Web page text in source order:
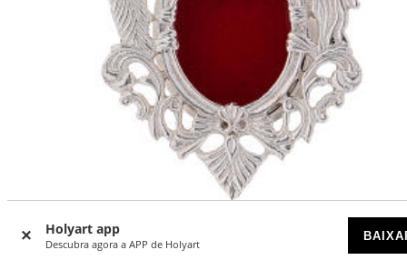
Holyart app
Descubra agora a APP de Holyart
Relicário de parede latão niquelado polido altura 12 cm